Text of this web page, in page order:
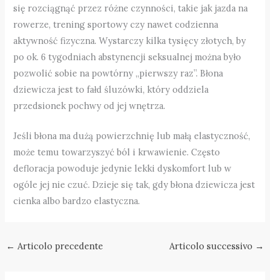
się rozciągnąć przez różne czynności, takie jak jazda na
rowerze, trening sportowy czy nawet codzienna
aktywność fizyczna. Wystarczy kilka tysięcy złotych, by
po ok. 6 tygodniach abstynencji seksualnej można było
pozwolić sobie na powtórny „pierwszy raz”. Błona
dziewicza jest to fałd śluzówki, który oddziela
przedsionek pochwy od jej wnętrza.
Jeśli błona ma dużą powierzchnię lub małą elastyczność,
może temu towarzyszyć ból i krwawienie. Często
defloracja powoduje jedynie lekki dyskomfort lub w
ogóle jej nie czuć. Dzieje się tak, gdy błona dziewicza jest
cienka albo bardzo elastyczna.
← Articolo precedente Articolo successivo →